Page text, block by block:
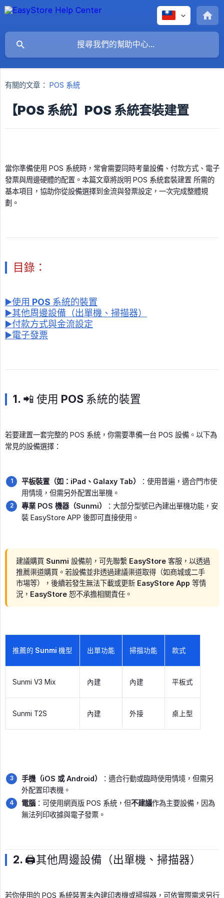
有關的文章： POS 系統
【POS 系統】POS 系統套裝建置
當你準備使用 POS 系統時，常會需要同時考量設備、付款方式、電子
發票與周邊硬體的配置。本篇文章將說明 POS 系統套裝建置 所需的
基本項目，協助你從設備選擇到金流與發票設定，一次完成整體規
劃。
目錄：
▶️使用 POS 系統的裝置
▶️其他周邊設備（出單機、掃描器）
▶️付款方式與金流設定
▶️電子發票
1. 📲 使用 POS 系統的裝置
若要建置一套完整的 POS 系統，你需要準備一台 POS 設備。以下為
常見的設備選擇：
平板裝置（如：iPad、Galaxy Tab）
：使用普遍，適合門市使
用情境，但需另外配置出單機。
專業 POS 機器（Sunmi）
：大部分型號已內建出單機功能，安
裝 EasyStore APP 後即可直接使用。
建議購買 Sunmi 設備前，可先聯繫 EasyStore 客服，以透過
推薦渠道購買。若設備並非透過建議渠道取得（如商城或二手
市場等），後續若發生無法下載或更新 EasyStore App 等情
況，EasyStore 恕不承擔相關責任。
推薦的 Sunmi 機型 出單功能 掃描功能 款式
Sunmi V3 Mix 內建 內建 平板式
Sunmi T2S 內建 外接 桌上型
手機（iOS 或 Android）
：適合行動或臨時使用情境，但需另
外配置印表機。
電腦：可使用網頁版 POS 系統，但不建議作為主要設備，因為
無法列印收據與電子發票。
2. 🖨️其他周邊設備（出單機、掃描器）
若你使用的 POS 系統裝置未內建印表機或掃描器，可依實際需求另行